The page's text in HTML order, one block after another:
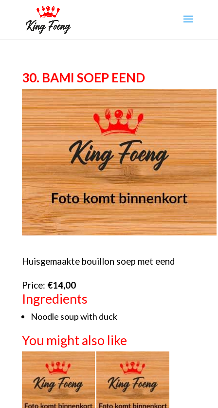
30. Bami soep Eend
Huisgemaakte bouillon soep met eend
Price: €14,00
Ingredients
Noodle soup with duck
You might also like